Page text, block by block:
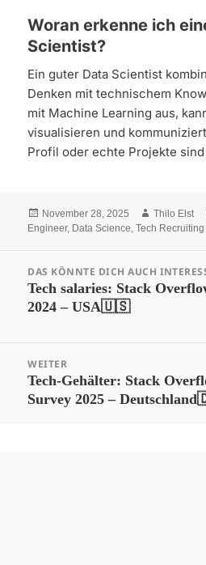
Woran erkenne ich
Scientist?
Ein guter Data Scientist
Denken mit technischem
mit Machine Learning aus,
visualisieren und
Profil oder echte Projekte
Veröffentlicht
am
November 28, 2025 Autor
Thilo Elst
Engineer, Data Science,Tech Recruiting
Navigation
DAS KÖNNTE DICH AUCH
Vorheriger
Beitrag:
Tech salaries: Stack
2024 – USA🇺🇸
WEITER
Nächster
Beitrag:
Tech-Gehälter: Stack
Survey 2025 –